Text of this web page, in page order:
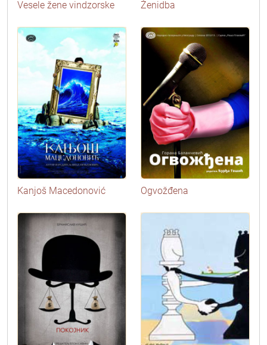
Vesele žene vindzorske Ženidba
Kanjoš Macedonović Ogvožđena